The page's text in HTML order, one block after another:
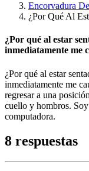
Encorvadura
¿Por Qué Al
¿Por qué al estar
inmediatamente me
¿Por qué al estar
inmediatamente me
regresar a una
cuello y hombros.
computadora.
8 respuestas